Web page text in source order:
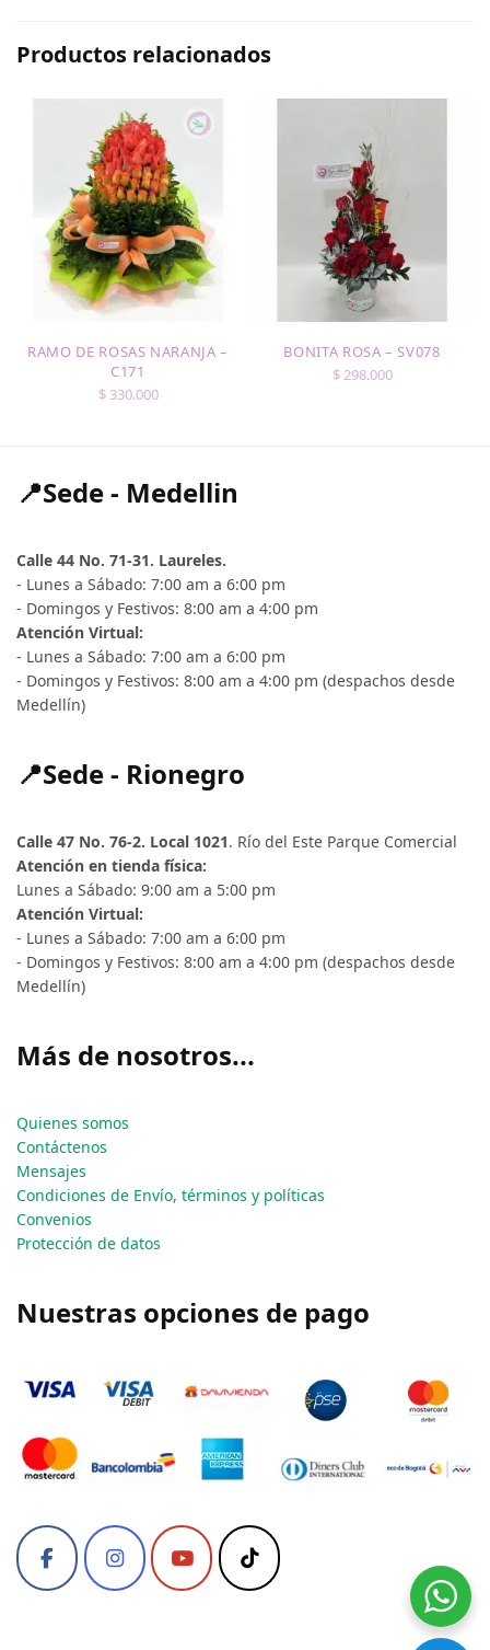
Productos relacionados
RAMO DE ROSAS NARANJA –
C171
$330.000
BONITA ROSA – SV078
$298.000
📍Sede - Medellin
Calle 44 No. 71-31. Laureles.
- Lunes a Sábado: 7:00 am a 6:00 pm
- Domingos y Festivos: 8:00 am a 4:00 pm
Atención Virtual:
- Lunes a Sábado: 7:00 am a 6:00 pm
- Domingos y Festivos: 8:00 am a 4:00 pm (despachos desde
Medellín)
📍Sede - Rionegro
Calle 47 No. 76-2. Local 1021. Río del Este Parque Comercial
Atención en tienda física:
Lunes a Sábado: 9:00 am a 5:00 pm
Atención Virtual:
- Lunes a Sábado: 7:00 am a 6:00 pm
- Domingos y Festivos: 8:00 am a 4:00 pm (despachos desde
Medellín)
Más de nosotros...
Quienes somos
Contáctenos
Mensajes
Condiciones de Envío, términos y políticas
Convenios
Protección de datos
Nuestras opciones de pago